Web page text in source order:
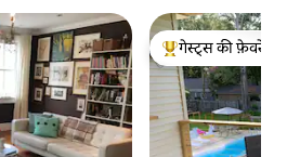
गेस्ट्स का टॉप फ़ेवरेट
गेस्ट्स की फ़ेवरेट